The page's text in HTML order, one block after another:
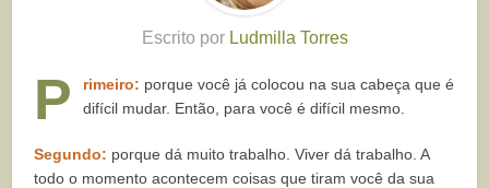
Escrito por Ludmilla Torres
P rimeiro: porque você já colocou na sua cabeça que é
difícil mudar. Então, para você é difícil mesmo.
Segundo: porque dá muito trabalho. Viver dá trabalho. A
todo o momento acontecem coisas que tiram você da sua